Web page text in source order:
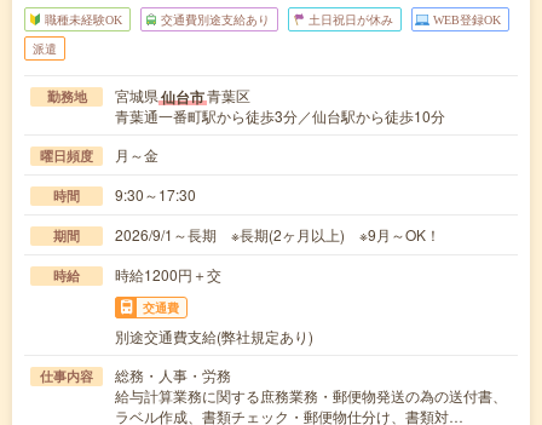
職種未経験OK 交通費別途支給あり 土日祝日が休み WEB登録OK
派遣
勤務地 宮城県仙台市青葉区
青葉通一番町駅から徒歩3分／仙台駅から徒歩10分
曜日頻度 月～金
時間 9:30～17:30
期間 2026/9/1～長期 ※長期(2ヶ月以上) ※9月～OK！
時給 時給1200円＋交
交通費
別途交通費支給(弊社規定あり)
仕事内容
総務・人事・労務
給与計算業務に関する庶務業務・郵便物発送の為の送付書、
ラベル作成、書類チェック・郵便物仕分け、書類対…